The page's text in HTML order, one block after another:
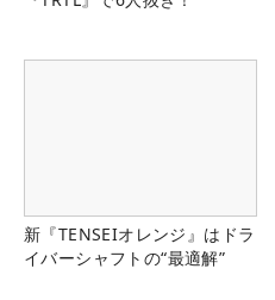
新『TENSEIオレンジ』はドラ
イバーシャフトの“最適解”